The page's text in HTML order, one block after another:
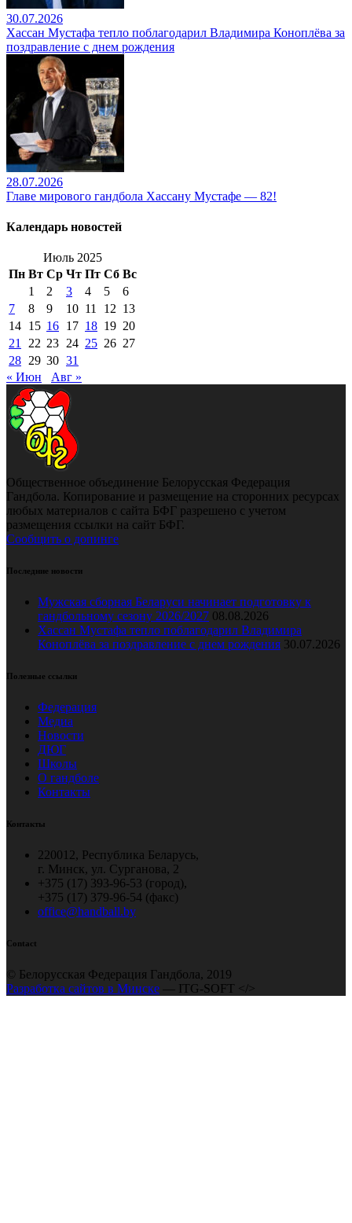
30.07.2026
Хассан Мустафа тепло поблагодарил Владимира Коноплёва за
поздравление с днем рождения
28.07.2026
Главе мирового гандбола Хассану Мустафе — 82!
Календарь новостей
Июль 2025
Пн Вт Ср Чт Пт Сб Вс
1
2 3 4 5
6
7
8 9 10 11 12 13
14 15 16 17 18 19 20
21 22 23 24 25 26 27
28 29 30 31
« Июн
Авг »
Общественное объединение Белорусская Федерация
Гандбола. Копирование и размещение на сторонних ресурсах
любых материалов с сайта БФГ разрешено с учетом
размещения ссылки на сайт БФГ.
Сообщить о допинге
Последние новости
Мужская сборная Беларуси начинает подготовку к
гандбольному сезону 2026/2027 08.08.2026
Хассан Мустафа тепло поблагодарил Владимира
Коноплёва за поздравление с днем рождения 30.07.2026
Полезные ссылки
Федерация
Медиа
Новости
ДЮГ
Школы
О гандболе
Контакты
Контакты
220012, Республика Беларусь,
г. Минск, ул. Сурганова, 2
+375 (17) 393-96-53 (город),
+375 (17) 379-96-54 (факс)
office@handball.by
Contact
© Белорусская Федерация Гандбола, 2019
Разработка сайтов в Минске — ITG-SOFT </>